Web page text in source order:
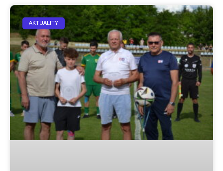
AKTUALITY